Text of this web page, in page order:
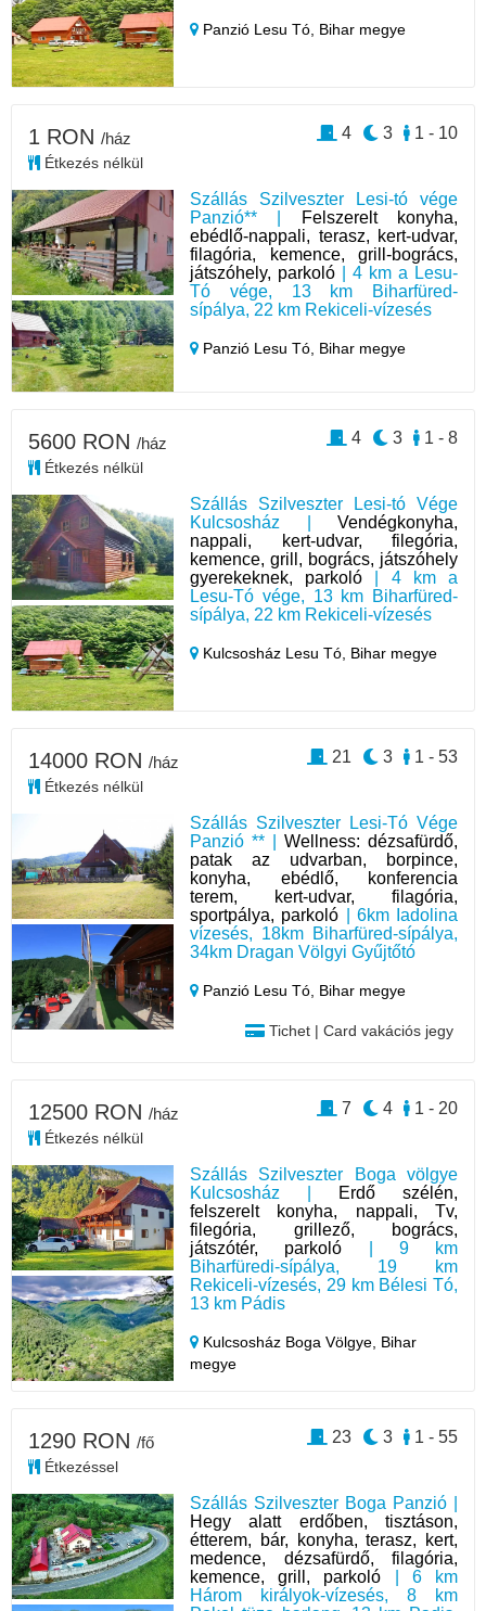
Panzió Lesu Tó, Bihar megye
Szállás Szilveszter Lesi-tó vége
Panzió** |
Felszerelt konyha,
ebédlő-nappali, terasz, kert-udvar,
filagória, kemence, grill-bogrács,
játszóhely, parkoló | 4 km a Lesu-
Tó vége, 13 km Biharfüred-
sípálya, 22 km Rekiceli-vízesés
Panzió Lesu Tó, Bihar megye
1 RON /ház
Étkezés nélkül
1 - 10
3
4
Szállás Szilveszter Lesi-tó Vége
Kulcsosház | Vendégkonyha,
nappali, kert-udvar, filegória,
kemence, grill, bogrács, játszóhely
gyerekeknek, parkoló | 4 km a
Lesu-Tó vége, 13 km Biharfüred-
sípálya, 22 km Rekiceli-vízesés
Kulcsosház Lesu Tó, Bihar megye
5600 RON /ház
Étkezés nélkül
1 - 8
3
4
Szállás Szilveszter Lesi-Tó Vége
Panzió ** |Wellness: dézsafürdő,
patak az udvarban, borpince,
konyha, ebédlő, konferencia
terem, kert-udvar, filagória,
sportpálya, parkoló | 6km Iadolina
vízesés, 18km Biharfüred-sípálya,
34km Dragan Völgyi Gyűjtőtó
Panzió Lesu Tó, Bihar megye
Tichet | Card vakációs jegy
14000 RON /ház
Étkezés nélkül
1 - 53
3
21
Szállás Szilveszter Boga völgye
Kulcsosház |
Erdő szélén,
felszerelt konyha, nappali, Tv,
filegória, grillező, bogrács,
játszótér, parkoló | 9 km
Biharfüredi-sípálya, 19 km
Rekiceli-vízesés, 29 km Bélesi Tó,
13 km Pádis
Kulcsosház Boga Völgye, Bihar
megye
12500 RON /ház
Étkezés nélkül
1 - 20
4
7
Szállás Szilveszter Boga Panzió |
Hegy alatt erdőben, tisztáson,
étterem, bár, konyha, terasz, kert,
medence, dézsafürdő, filagória,
kemence, grill, parkoló | 6 km
Három királyok-vízesés, 8 km
1290 RON /fő
Étkezéssel
1 - 55
3
23